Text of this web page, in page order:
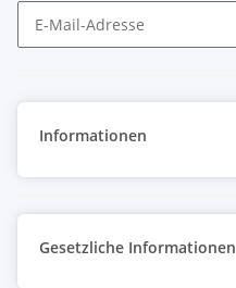
Informationen
Gesetzliche Informationen